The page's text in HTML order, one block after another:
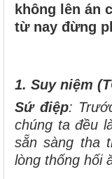
không lên án
từ nay đừng
1. Suy niệm
Sứ điệp:
chúng ta đều
sẵn sàng tha
lòng thống hối